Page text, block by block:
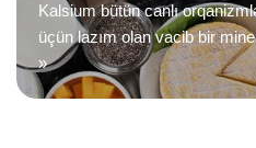
Kalsium bütün canlı
üçün lazım olan vacib bir
»